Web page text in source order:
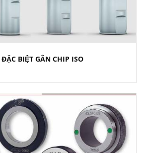
ĐẶC BIỆT GẮN CHIP ISO